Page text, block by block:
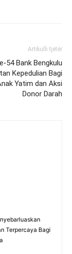
Artikulli tjetër
54 Bank Bengkulu
Kepedulian Bagi
Yatim dan Aksi
Donor Darah
Terpercaya Bagi